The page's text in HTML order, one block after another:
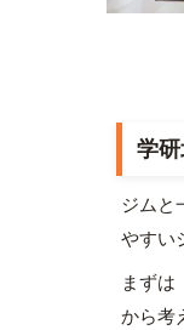
学
ジムと
やすい
まずは
から考